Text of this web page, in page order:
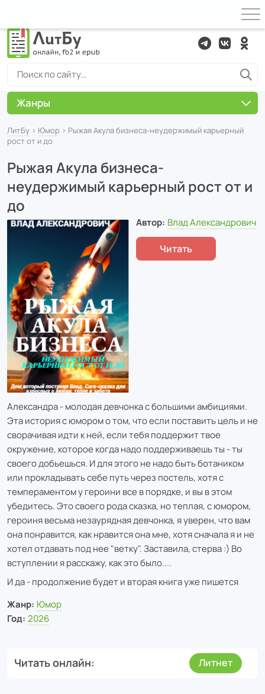
ЛитБу › Юмор › Рыжая Акула бизнеса-неудержимый карьерный
рост от и до
Рыжая Акула бизнеса-
неудержимый карьерный рост от и
до
Автор: Влад Александрович
Читать
Александра - молодая девчонка с большими амбициями.
Эта история с юмором о том, что если поставить цель и не
сворачивая идти к ней, если тебя поддержит твое
окружение, которое когда надо поддерживаешь ты - ты
своего добьешься. И для этого не надо быть ботаником
или прокладывать себе путь через постель, хотя с
темпераментом у героини все в порядке, и вы в этом
убедитесь. Это своего рода сказка, но теплая, c юмором,
героиня весьма незаурядная девчонка, я уверен, что вам
она понравится, как нравится она мне, хотя сначала я и не
хотел отдавать под нее "ветку". Заставила, стерва :) Во
вступлении я расскажу, как это было....
И да - продолжение будет и вторая книга уже пишется
Жанр: Юмор
Год: 2026
Читать онлайн Литнет
Жанры